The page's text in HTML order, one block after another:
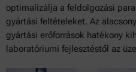
optimalizálja a feldolgozási
gyártási feltételeket. Az
gyártási erőforrások hatékony
laboratóriumi fejlesztéstől az